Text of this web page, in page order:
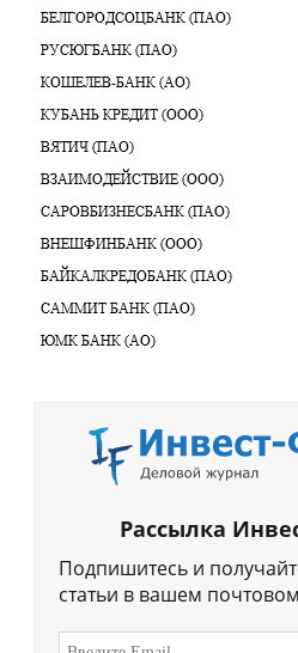
Рассылка
Подпишитесь и
статьи в вашем